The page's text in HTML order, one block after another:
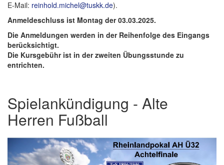
E-Mail: reinhold.michel@tuskk.de).
Anmeldeschluss ist Montag der 03.03.2025.
Die Anmeldungen werden in der Reihenfolge des Eingangs
berücksichtigt.
Die Kursgebühr ist in der zweiten Übungsstunde zu
entrichten.
Spielankündigung - Alte
Herren Fußball